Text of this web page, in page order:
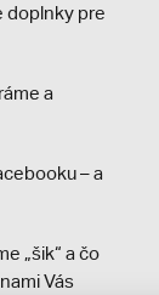
doplnky pre
a
– a
„šik“ a čo
Vás